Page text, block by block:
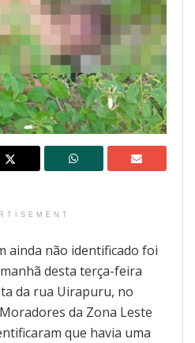
ainda não identificado foi
desta terça-feira
da rua Uirapuru, no
da Zona Leste
que havia uma